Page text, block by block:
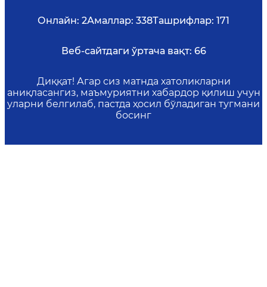
Онлайн: 2Амаллар: 338Ташрифлар: 171
Веб-сайтдаги ўртача вақт: 66
Диққат! Агар сиз матнда хатоликларни
аниқласангиз, маъмуриятни хабардор қилиш учун
уларни белгилаб, пастда ҳосил бўладиган тугмани
босинг